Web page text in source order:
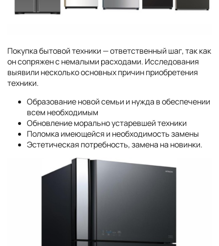
Покупка бытовой техники — ответственный шаг, так как
он сопряжен с немалыми расходами. Исследования
выявили несколько основных причин приобретения
техники.
Образование новой семьи и нужда в обеспечении
всем необходимым
Обновление морально устаревшей техники
Поломка имеющейся и необходимость замены
Эстетическая потребность, замена на новинки.